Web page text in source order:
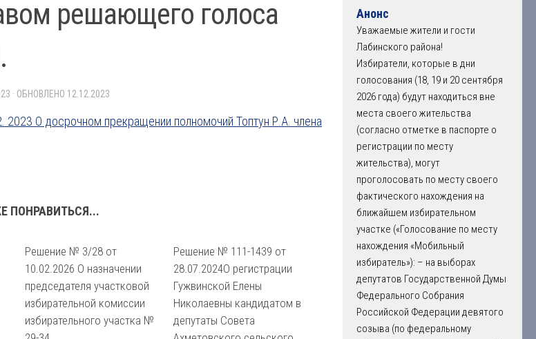
решающего голоса
· ОБНОВЛЕНО 12.12.2023
2023 О досрочном прекращении полномочий Топтун Р.А. члена
ПОНРАВИТЬСЯ...
Решение № 3/28 от
10.02.2026 О назначении
председателя участковой
избирательной комиссии
избирательного участка №
Решение № 111-1439 от
28.07.2024О регистрации
Гужвинской Елены
Николаевны кандидатом в
депутаты Совета
Анонс
Уважаемые жители и гости
Лабинского района!
Избиратели, которые в дни
голосования (18, 19 и 20 сентября
2026 года) будут находиться вне
места своего жительства
(согласно отметке в паспорте о
регистрации по месту
жительства), могут
проголосовать по месту своего
фактического нахождения на
ближайшем избирательном
участке («Голосование по месту
нахождения «Мобильный
избиратель»): – на выборах
депутатов Государственной Думы
Федерального Собрания
Российской Федерации девятого
созыва (по федеральному